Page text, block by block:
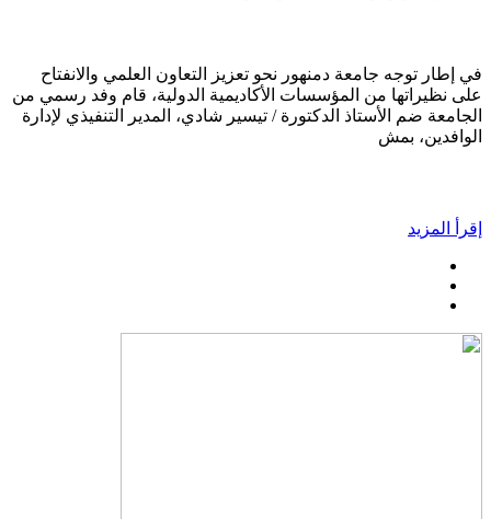
في إطار توجه جامعة دمنهور نحو تعزيز التعاون العلمي والانفتاح
على نظيراتها من المؤسسات الأكاديمية الدولية، قام وفد رسمي من
الجامعة ضم الأستاذ الدكتورة / تيسير شادي، المدير التنفيذي لإدارة
الوافدين، بمش
إقرأ المزيد